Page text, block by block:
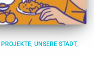
PROJEKTE UNSERE STADT